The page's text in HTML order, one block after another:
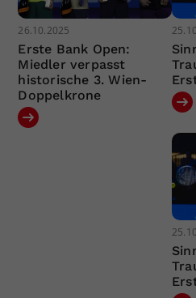
26.10.2025
Erste Bank Open:
Miedler verpasst
historische 3. Wien-
Doppelkrone